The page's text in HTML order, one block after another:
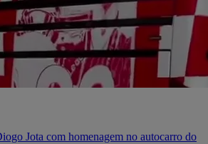
Jota com homenagem no autocarro do